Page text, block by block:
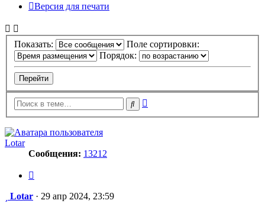
Версия для печати
Показать:
Поле сортировки:
Порядок:
Поиск
Lotar
Сообщения: 13212
Сообщение
Lotar · 29 апр 2024, 23:59